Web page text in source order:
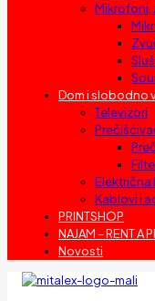
Mikrofoni,
Dom i slobodno
Televizori
Električna
Kablovi i
PRINTSHOP
NAJAM – RENT A
Novosti